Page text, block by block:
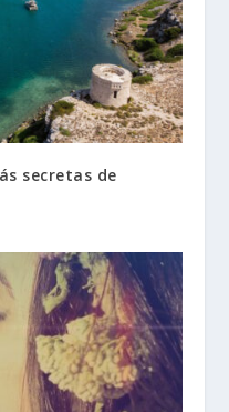
secretas de